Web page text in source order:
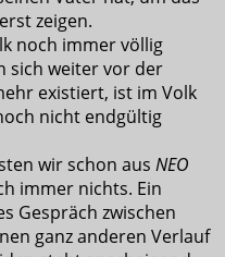
zeigen.
noch immer völlig
sich weiter vor der
existiert, ist im Volk
nicht endgültig
wir schon aus NEO
immer nichts. Ein
Gespräch zwischen
ganz anderen Verlauf